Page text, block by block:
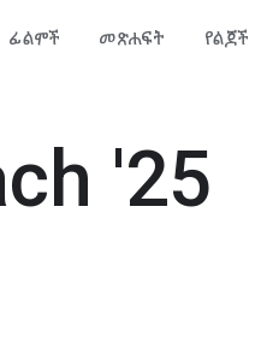
ፊልሞች መጽሐፍት የልጆች
'25